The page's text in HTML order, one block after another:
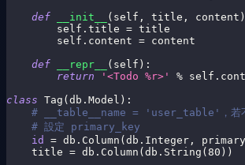
def
__init__ ( self , title , content )
        self
. title = title
        self
. content = content
def
__repr__ ( self ) :
return
'<Todo %r>' % self .
class Tag (db . Model ) :
# __table__name = 'user_table'，若
# 設定 primary_key
id
= db . Column (db . Integer ,
    title
= db . Column (db . String (80 ) )